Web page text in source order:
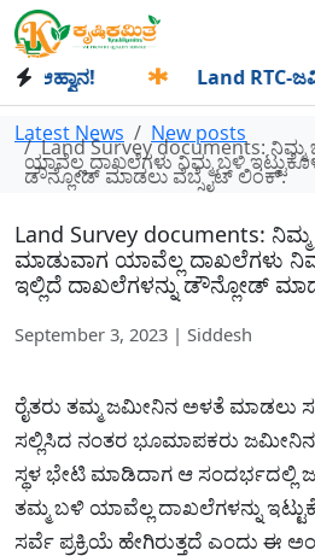
Land RTC-
Latest News New posts
Land Survey documents:
ಯಾವೆಲ್ಲ ದಾಖಲೆಗಳು ನಿಮ್ಮ ಬಳಿ
ಡೌನ್ಲೋಡ್ ಮಾಡಲು ವೆಬ್ಸೈಟ್ ಲಿಂಕ್.
Land Survey documents:
ಮಾಡುವಾಗ ಯಾವೆಲ್ಲ ದಾಖಲೆಗಳು
ಇಲ್ಲಿದೆ ದಾಖಲೆಗಳನ್ನು ಡೌನ್ಲೋಡ್
September 3, 2023 | Siddesh
ರೈತರು ತಮ್ಮ ಜಮೀನಿನ ಅಳತೆ ಮಾಡಲು
ಸಲ್ಲಿಸಿದ ನಂತರ ಭೂಮಾಪಕರು
ಸ್ಥಳ ಭೇಟಿ ಮಾಡಿದಾಗ ಆ ಸಂದರ್ಭದಲ್ಲಿ
ತಮ್ಮ ಬಳಿ ಯಾವೆಲ್ಲ ದಾಖಲೆಗಳನ್ನು
ಸರ್ವೆ ಪ್ರಕ್ರಿಯೆ ಹೇಗಿರುತ್ತದೆ ಎಂದು ಈ